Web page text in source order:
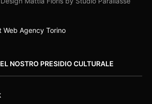
Web Agency Torino
NOSTRO PRESIDIO CULTURALE